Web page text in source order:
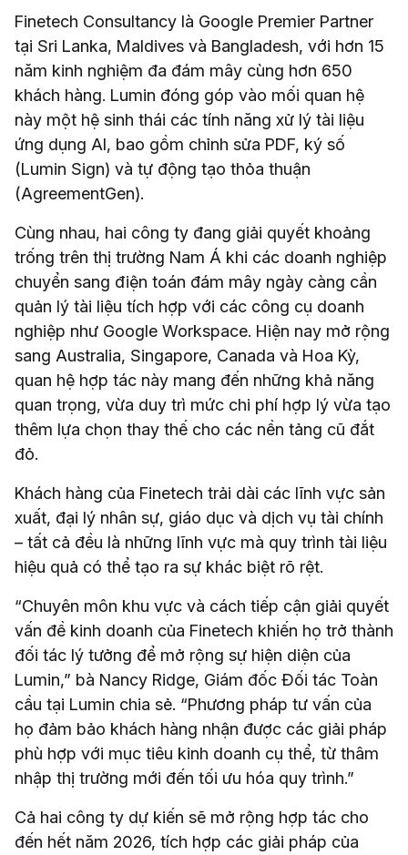
Finetech Consultancy là Google Premier Partner
tại Sri Lanka, Maldives và Bangladesh, với hơn 15
năm kinh nghiệm đa đám mây cùng hơn 650
khách hàng. Lumin đóng góp vào mối quan hệ
này một hệ sinh thái các tính năng xử lý tài liệu
ứng dụng AI, bao gồm chỉnh sửa PDF, ký số
(Lumin Sign) và tự động tạo thỏa thuận
(AgreementGen).
Cùng nhau, hai công ty đang giải quyết khoảng
trống trên thị trường Nam Á khi các doanh nghiệp
chuyển sang điện toán đám mây ngày càng cần
quản lý tài liệu tích hợp với các công cụ doanh
nghiệp như Google Workspace. Hiện nay mở rộng
sang Australia, Singapore, Canada và Hoa Kỳ,
quan hệ hợp tác này mang đến những khả năng
quan trọng, vừa duy trì mức chi phí hợp lý vừa tạo
thêm lựa chọn thay thế cho các nền tảng cũ đắt
đỏ.
Khách hàng của Finetech trải dài các lĩnh vực sản
xuất, đại lý nhân sự, giáo dục và dịch vụ tài chính
– tất cả đều là những lĩnh vực mà quy trình tài liệu
hiệu quả có thể tạo ra sự khác biệt rõ rệt.
“Chuyên môn khu vực và cách tiếp cận giải quyết
vấn đề kinh doanh của Finetech khiến họ trở thành
đối tác lý tưởng để mở rộng sự hiện diện của
Lumin,” bà Nancy Ridge, Giám đốc Đối tác Toàn
cầu tại Lumin chia sẻ. “Phương pháp tư vấn của
họ đảm bảo khách hàng nhận được các giải pháp
phù hợp với mục tiêu kinh doanh cụ thể, từ thâm
nhập thị trường mới đến tối ưu hóa quy trình.”
Cả hai công ty dự kiến sẽ mở rộng hợp tác cho
đến hết năm 2026, tích hợp các giải pháp của